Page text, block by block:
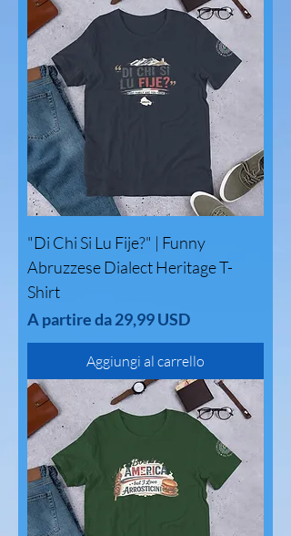
"Di Chi Si Lu Fije?" | Funny
Abruzzese Dialect Heritage T-
Shirt
A partire da29,99 USD
Prezzo scontato
Aggiungi al carrello